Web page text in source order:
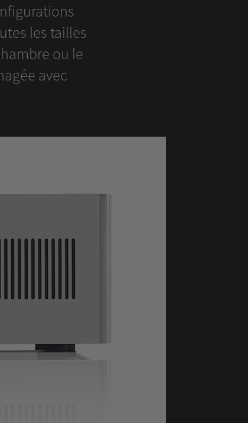
les tailles
ou le
avec